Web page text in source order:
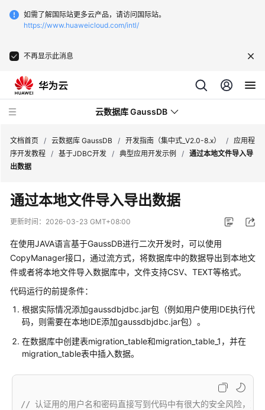
如需了解国际站更多云产品，请访问国际站。
https://www.huaweicloud.com/intl/
不再显示此消息
云数据库 GaussDB
新
动
态
服
务
公
产
品
介
计
说
文档首页 / 云数据库 GaussDB / 开发指南（集中式_V2.0-8.x） / 应用程
序开发教程 / 基于JDBC开发 / 典型应用开发示例 / 通过本地文件导入导
出数据
通过本地文件导入导出数据
更新时间： 2026-03-23 GMT+08:00
在使用JAVA语言基于GaussDB进行二次开发时，可以使用
CopyManager接口，通过流方式，将数据库中的数据导出到本地文
件或者将本地文件导入数据库中，文件支持CSV、TEXT等格式。
代码运行的前提条件：
根据实际情况添加gaussdbjdbc.jar包（例如用户使用IDE执行代
码，则需要在本地IDE添加gaussdbjdbc.jar包）。
在数据库中创建表migration_table和migration_table_1，并在
migration_table表中插入数据。
// 认证用的用户名和密码直接写到代码中有很大的安全风险，建